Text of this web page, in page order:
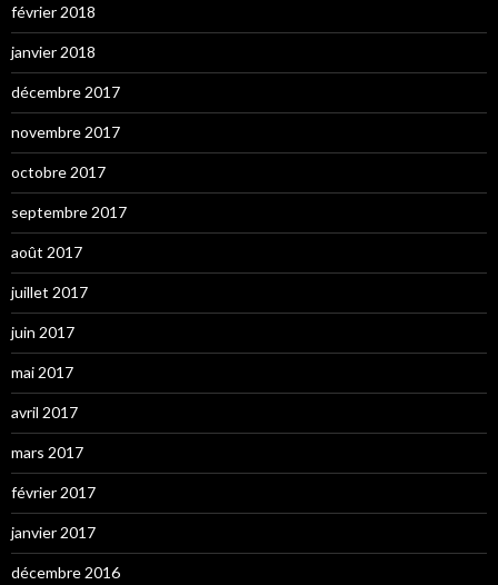
février 2018
janvier 2018
décembre 2017
novembre 2017
octobre 2017
septembre 2017
août 2017
juillet 2017
juin 2017
mai 2017
avril 2017
mars 2017
février 2017
janvier 2017
décembre 2016